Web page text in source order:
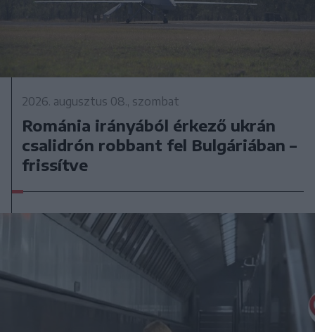
2026. augusztus 08., szombat
Románia irányából érkező ukrán
csalidrón robbant fel Bulgáriában –
frissítve